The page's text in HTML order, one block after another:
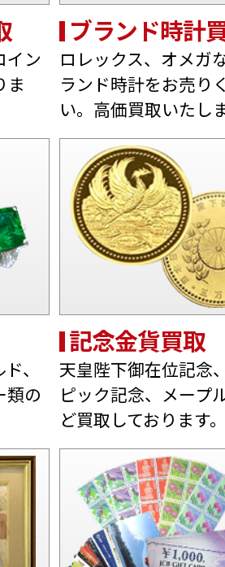
イン
ま
ブランド時計
ロレックス、オメガ
ランド時計をお売り
い。高価買取いたしま
、
類の
記念金貨買取
天皇陛下御在位記念
ピック記念、メープ
ど買取しております。